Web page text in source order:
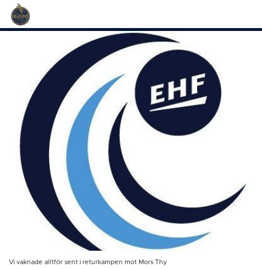
Vi vaknade alltför sent i returkampen mot Mors Thy